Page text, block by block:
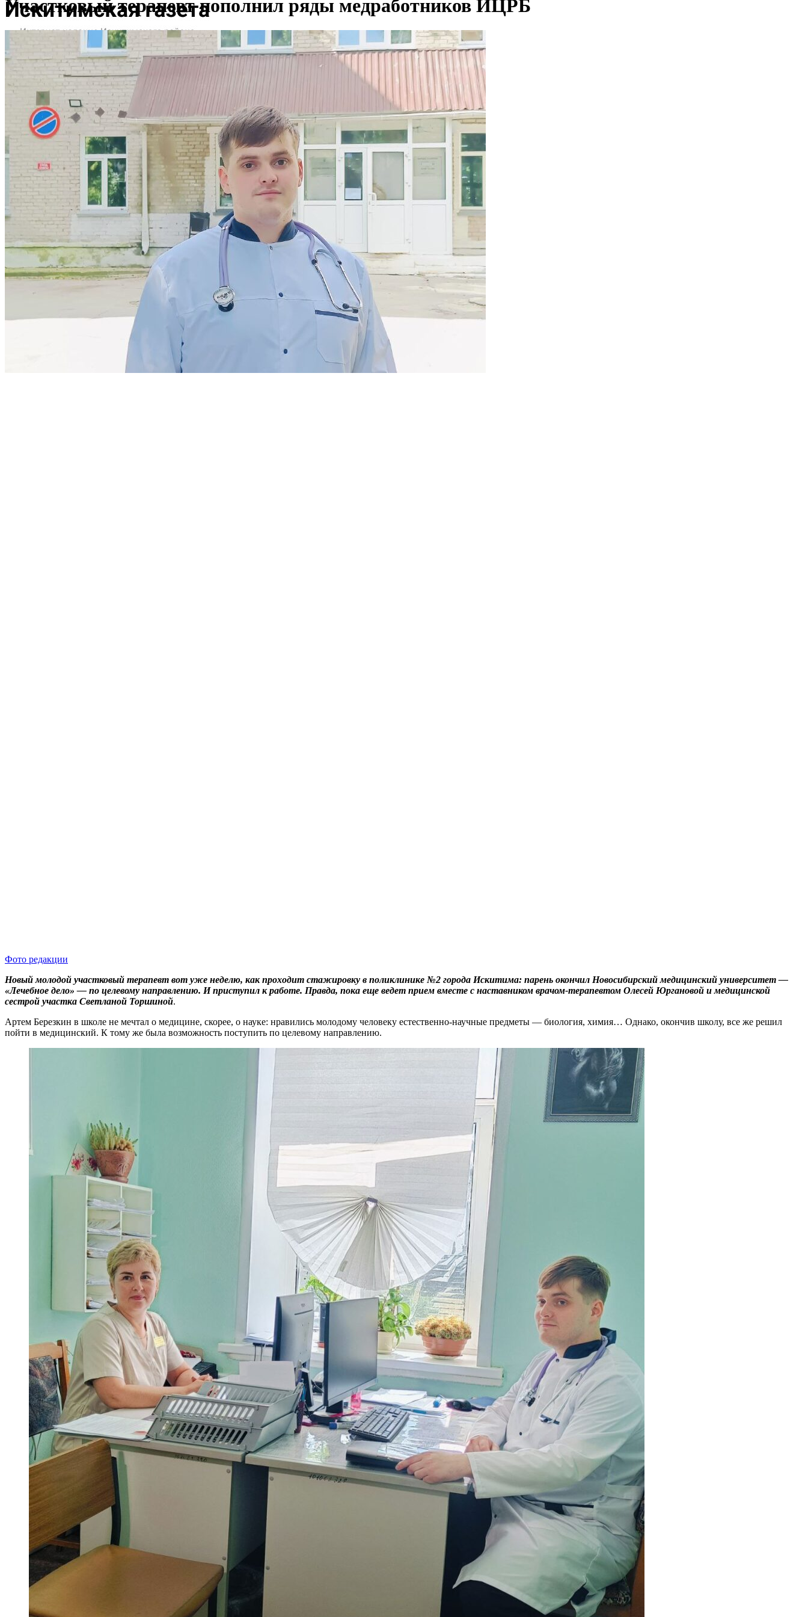
Участковый терапевт пополнил ряды медработников ИЦРБ
Фото редакции
Новый молодой участковый терапевт вот уже неделю, как проходит стажировку в поликлинике №2 города Искитима: парень окончил Новосибирский медицинский университет —
«Лечебное дело» — по целевому направлению. И приступил к работе. Правда, пока еще ведет прием вместе с наставником врачом-терапевтом Олесей Юргановой и медицинской
сестрой участка Светланой Торшиной.
Артем Березкин в школе не мечтал о медицине, скорее, о науке: нравились молодому человеку естественно-научные предметы — биология, химия… Однако, окончив школу, все же решил
пойти в медицинский. К тому же была возможность поступить по целевому направлению.